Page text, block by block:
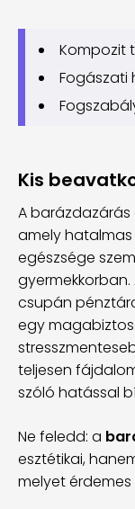
Kompozit
Fogászati
Kis
A
amely
egészsége
csupán
egy
teljesen
szóló hatással
Ne feledd: a
esztétikai,
melyet